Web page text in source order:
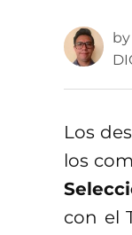
by
Los
los
con el